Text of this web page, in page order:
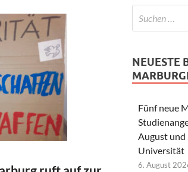
NEUESTE
Fünf neue
August und
Universität
6. August